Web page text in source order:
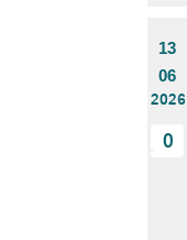
13
06
2026
0